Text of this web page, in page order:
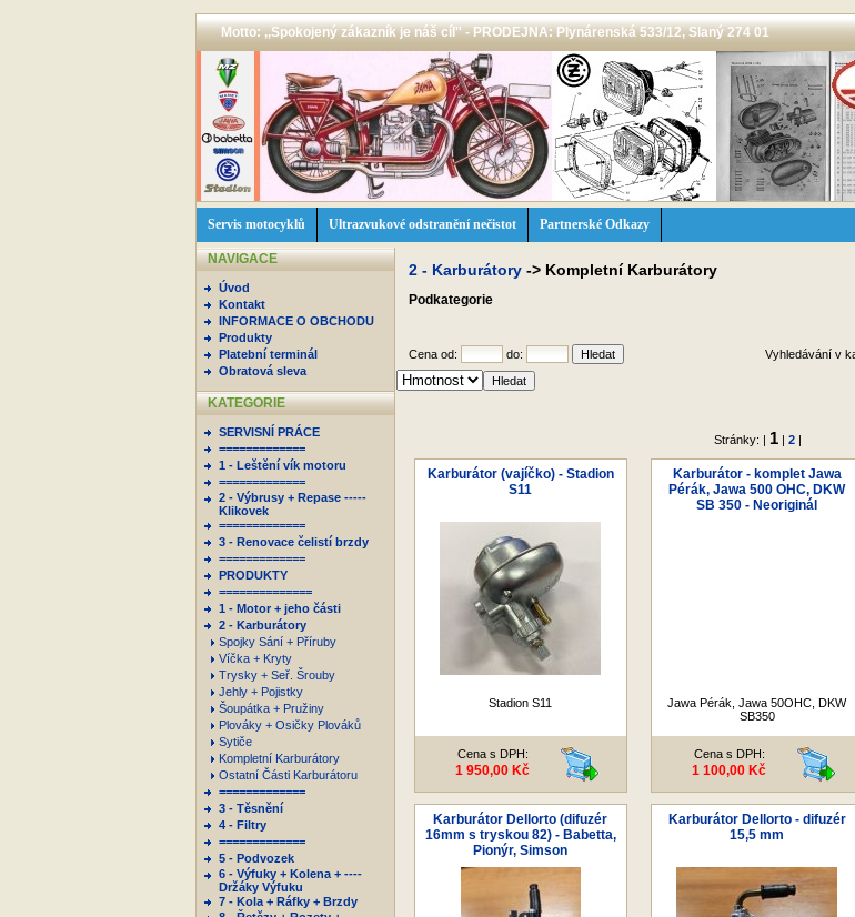
Motto: ,,Spokojený zákazník je náš cíl'' - PRODEJNA: Plynárenská 533/12, Slaný 274 01
Servis motocyklů Ultrazvukové odstranění nečistot Partnerské Odkazy
NAVIGACE
Úvod
Kontakt
INFORMACE O OBCHODU
Produkty
Platební terminál
Obratová sleva
KATEGORIE
SERVISNÍ PRÁCE
=============
1 - Leštění vík motoru
=============
2 - Výbrusy + Repase -----
Klikovek
=============
3 - Renovace čelistí brzdy
=============
PRODUKTY
==============
1 - Motor + jeho části
2 - Karburátory
Spojky Sání + Příruby
Víčka + Kryty
Trysky + Seř. Šrouby
Jehly + Pojistky
Šoupátka + Pružiny
Plováky + Osičky Plováků
Sytiče
Kompletní Karburátory
Ostatní Části Karburátoru
=============
3 - Těsnění
4 - Filtry
=============
5 - Podvozek
6 - Výfuky + Kolena + ----
Držáky Výfuku
7 - Kola + Ráfky + Brzdy
2 - Karburátory -> Kompletní Karburátory
Podkategorie
Cena od: do: Vyhledávání v
Stránky: | 1| 2|
Karburátor (vajíčko) - Stadion
S11
Stadion S11
Cena s DPH:
1 950,00 Kč
Karburátor - komplet Jawa
Pérák, Jawa 500 OHC, DKW
SB 350 - Neoriginál
Jawa Pérák, Jawa 50OHC, DKW
SB350
Cena s DPH:
1 100,00 Kč
Karburátor Dellorto (difuzér
16mm s tryskou 82) - Babetta,
Pionýr, Simson
Karburátor Dellorto - difuzér
15,5 mm